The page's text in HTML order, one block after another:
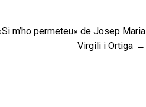
m’ho permeteu» de Josep Maria
Virgili i Ortiga